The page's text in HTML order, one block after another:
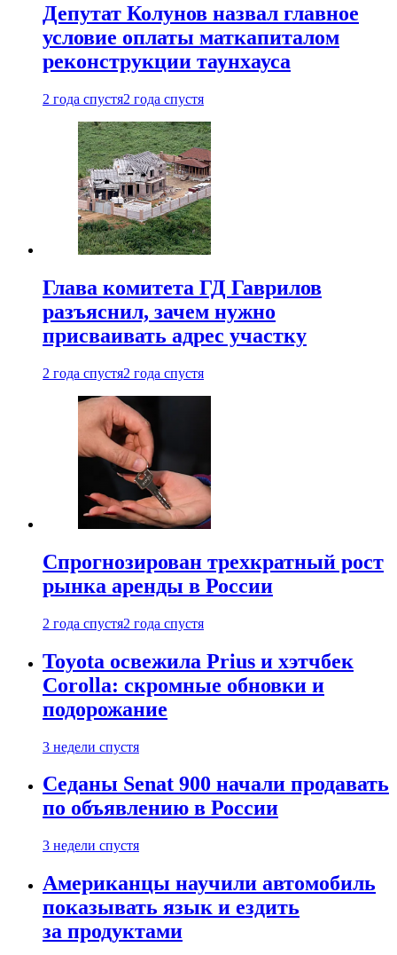
Депутат Колунов назвал главное
условие оплаты маткапиталом
реконструкции таунхауса
2 года спустя2 года спустя
Глава комитета ГД Гаврилов
разъяснил, зачем нужно
присваивать адрес участку
2 года спустя2 года спустя
Спрогнозирован трехкратный рост
рынка аренды в России
2 года спустя2 года спустя
Toyota освежила Prius и хэтчбек
Corolla: скромные обновки и
подорожание
3 недели спустя
Седаны Senat 900 начали продавать
по объявлению в России
3 недели спустя
Американцы научили автомобиль
показывать язык и ездить
за продуктами